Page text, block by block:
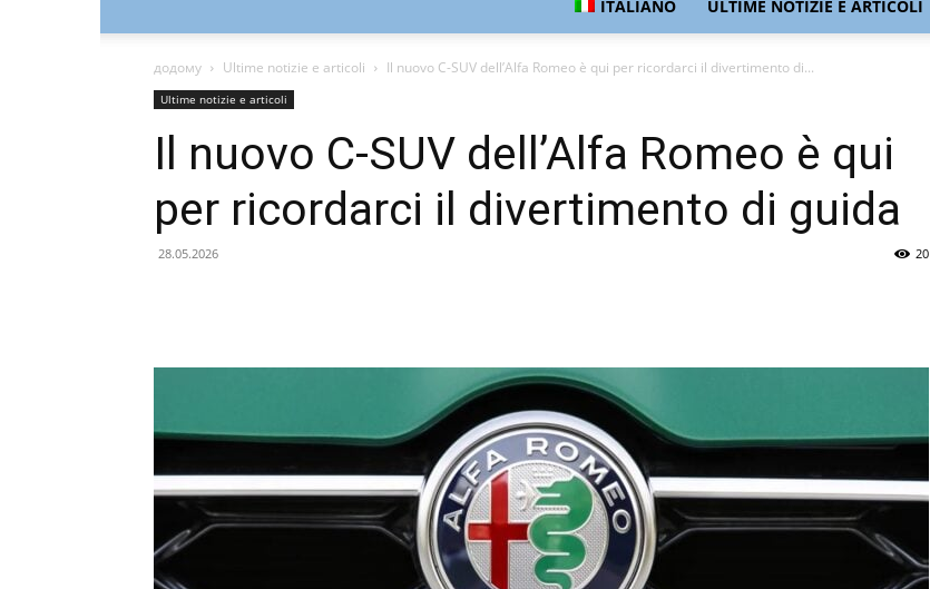
ITALIANO ULTIME NOTIZIE E ARTICOLI
додому Ultime notizie e articoli Il nuovo C-SUV dell’Alfa Romeo è qui per ricordarci il divertimento di...
Ultime notizie e articoli
Il nuovo C-SUV dell’Alfa Romeo è qui
per ricordarci il divertimento di guida
28.05.2026 20